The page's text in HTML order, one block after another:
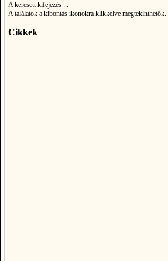
A keresett kifejezés : .
A találatok a kibontás ikonokra klikkelve megtekinthetők.
Cikkek